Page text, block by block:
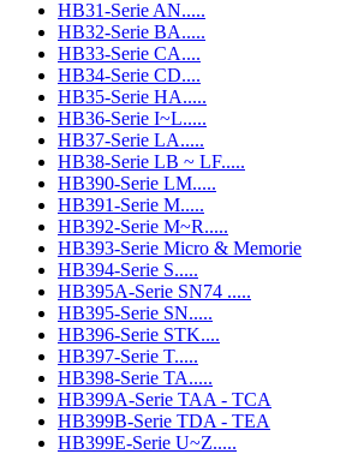
HB31-Serie AN.....
HB32-Serie BA.....
HB33-Serie CA....
HB34-Serie CD....
HB35-Serie HA.....
HB36-Serie I~L.....
HB37-Serie LA.....
HB38-Serie LB ~ LF.....
HB390-Serie LM.....
HB391-Serie M.....
HB392-Serie M~R.....
HB393-Serie Micro & Memorie
HB394-Serie S.....
HB395A-Serie SN74 .....
HB395-Serie SN.....
HB396-Serie STK....
HB397-Serie T.....
HB398-Serie TA.....
HB399A-Serie TAA - TCA
HB399B-Serie TDA - TEA
HB399E-Serie U~Z.....